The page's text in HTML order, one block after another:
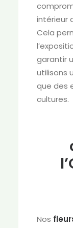
intérieur
Cela
garantir
utilisons
que des
cultures.
Nos